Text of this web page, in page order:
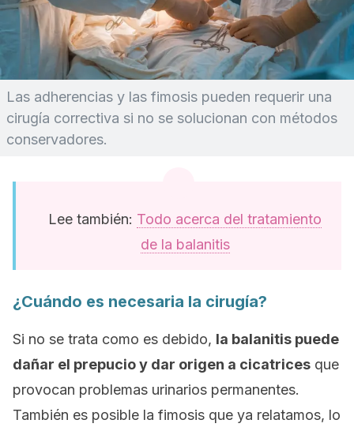
Las adherencias y las fimosis pueden requerir una
cirugía correctiva si no se solucionan con métodos
conservadores.
Lee también: Todo acerca del tratamiento
de la balanitis
¿Cuándo es necesaria la cirugía?
Si no se trata como es debido, la balanitis puede
dañar el prepucio y dar origen a cicatrices que
provocan problemas urinarios permanentes.
También es posible la fimosis que ya relatamos, lo